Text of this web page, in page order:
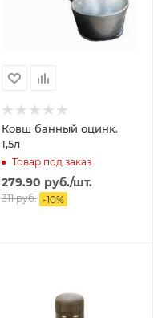
Ковш банный оцинк.
1,5л
Товар под заказ
279.90 руб./шт.
311руб. -10%